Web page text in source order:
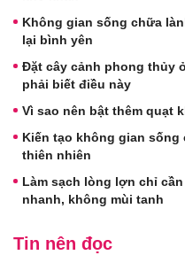
Không gian sống chữa
lại bình yên
Đặt cây cảnh phong thủy
phải biết điều này
Vì sao nên bật thêm quạt
Kiến tạo không gian
thiên nhiên
Làm sạch lòng lợn chỉ
nhanh, không mùi tanh
Tin nên đọc